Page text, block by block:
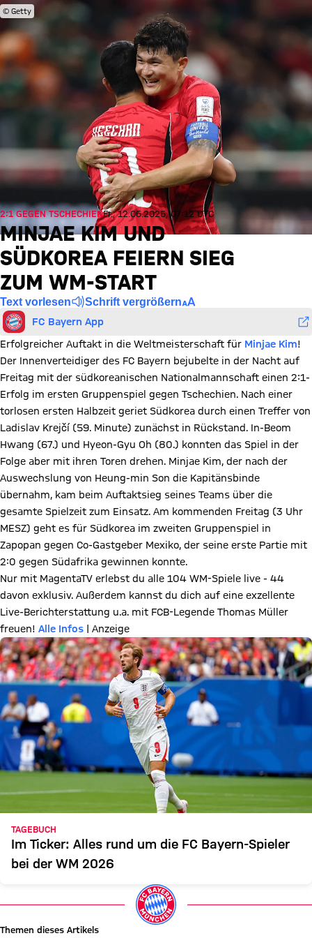
© Getty
2:1 GEGEN TSCHECHIENFr., 12.06.2026, 07:12 UTC
MINJAE KIM UND
SÜDKOREA FEIERN SIEG
ZUM WM-START
Text vorlesen Schrift vergrößern
FC Bayern App
Erfolgreicher Auftakt in die Weltmeisterschaft für Minjae Kim!
Der Innenverteidiger des FC Bayern bejubelte in der Nacht auf
Freitag mit der südkoreanischen Nationalmannschaft einen 2:1-
Erfolg im ersten Gruppenspiel gegen Tschechien. Nach einer
torlosen ersten Halbzeit geriet Südkorea durch einen Treffer von
Ladislav Krejčí (59. Minute) zunächst in Rückstand. In-Beom
Hwang (67.) und Hyeon-Gyu Oh (80.) konnten das Spiel in der
Folge aber mit ihren Toren drehen. Minjae Kim, der nach der
Auswechslung von Heung-min Son die Kapitänsbinde
übernahm, kam beim Auftaktsieg seines Teams über die
gesamte Spielzeit zum Einsatz. Am kommenden Freitag (3 Uhr
MESZ) geht es für Südkorea im zweiten Gruppenspiel in
Zapopan gegen Co-Gastgeber Mexiko, der seine erste Partie mit
2:0 gegen Südafrika gewinnen konnte.
Nur mit MagentaTV erlebst du alle 104 WM-Spiele live - 44
davon exklusiv. Außerdem kannst du dich auf eine exzellente
Live-Berichterstattung u.a. mit FCB-Legende Thomas Müller
freuen! Alle Infos | Anzeige
TAGEBUCH
Im Ticker: Alles rund um die FC Bayern-Spieler
bei der WM 2026
Themen dieses Artikels